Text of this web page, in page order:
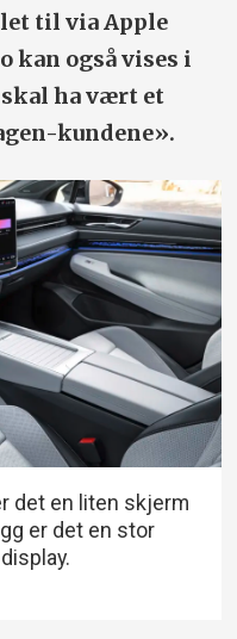
til via Apple
kan også vises i
ha vært et
kundene».
det en liten skjerm
er det en stor